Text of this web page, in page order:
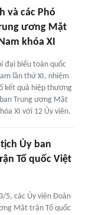
và các Phó
ương Mặt
khóa XI
đại biểu toàn quốc
lần thứ XI, nhiệm
kết quả hiệp thương
Trung ương Mặt
XI với 12 Ủy viên.
Ủy ban
Tổ quốc Việt
5, các Ủy viên Đoàn
Mặt trận Tổ quốc